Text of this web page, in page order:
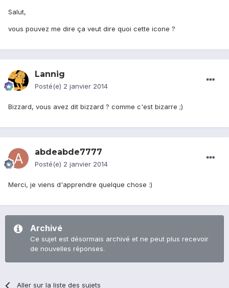
Salut,
vous pouvez me dire ça veut dire quoi cette icone ?
Lannig
Posté(e) 2 janvier 2014
Bizzard, vous avez dit bizzard ? comme c'est bizarre ;)
abdeabde7777
Posté(e) 2 janvier 2014
Merci, je viens d'apprendre quelque chose :)
Archivé
Ce sujet est désormais archivé et ne peut plus recevoir
de nouvelles réponses.
Aller sur la liste des sujets